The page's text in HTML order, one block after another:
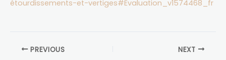
étourdissements-et-vertiges#Évaluation_v1574468_fr
PREVIOUS NEXT